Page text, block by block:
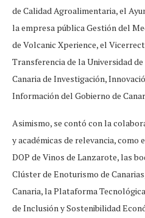
de Calidad Agroalimentaria, el
la empresa pública Gestión del
de Volcanic Xperience, el
Transferencia de la Universidad de
Canaria de Investigación,
Información del Gobierno de
Asimismo, se contó con la
y académicas de relevancia, como
DOP de Vinos de Lanzarote, las
Clúster de Enoturismo de
Canaria, la Plataforma
de Inclusión y Sostenibilidad